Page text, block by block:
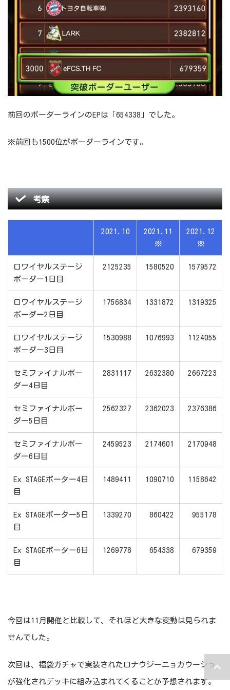
前回のボーダーラインのEPは「654338」でした。
※前回も1500位がボーダーラインです。
考察
2021.10
2021.11
※
2021.12
※
ロワイヤルステージ
ボーダー1日目
2125235 1580520 1579572
ロワイヤルステージ
ボーダー2日目
1756834 1331872 1319325
ロワイヤルステージ
ボーダー3日目
1530988 1076993 1124055
セミファイナルボー
ダー4日目
2831117 2632380 2667223
セミファイナルボー
ダー5日目
2562327 2362023 2376386
セミファイナルボー
ダー6日目
2459523 2174601 2170948
Ex STAGEボーダー4日
目
1489411 1090710 1158642
Ex STAGEボーダー5日
目
1339270 860422 955178
Ex STAGEボーダー6日
目
1269778 654338 679359
今回は11月開催と比較して、それほど大きな変動は見られま
せんでした。
次回は、福袋ガチャで実装されたロナウジーニョガウーショ
が強化されデッキに組み込まれてくることが予想されます。